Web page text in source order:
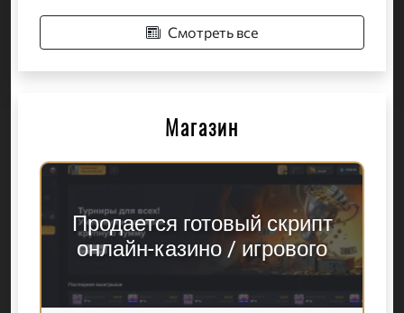
Смотреть все
Магазин
Продается готовый скрипт
онлайн-казино / игрового